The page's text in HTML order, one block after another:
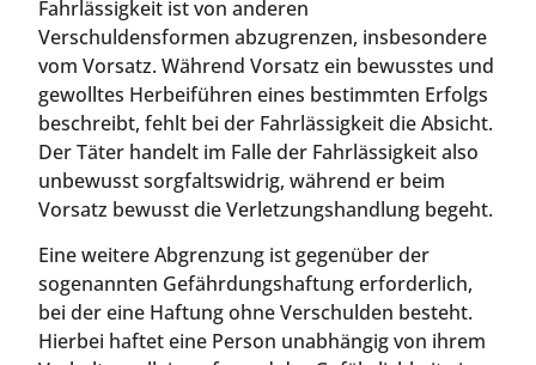
Fahrlässigkeit ist von anderen
Verschuldensformen abzugrenzen, insbesondere
vom Vorsatz. Während Vorsatz ein bewusstes und
gewolltes Herbeiführen eines bestimmten Erfolgs
beschreibt, fehlt bei der Fahrlässigkeit die Absicht.
Der Täter handelt im Falle der Fahrlässigkeit also
unbewusst sorgfaltswidrig, während er beim
Vorsatz bewusst die Verletzungshandlung begeht.
Eine weitere Abgrenzung ist gegenüber der
sogenannten Gefährdungshaftung erforderlich,
bei der eine Haftung ohne Verschulden besteht.
Hierbei haftet eine Person unabhängig von ihrem